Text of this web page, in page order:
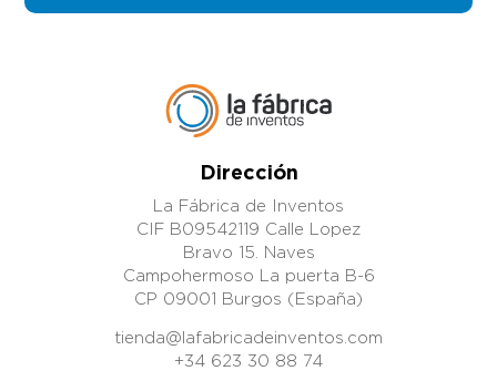
Dirección
La Fábrica de Inventos
CIF B09542119 Calle Lopez
Bravo 15. Naves
Campohermoso La puerta B-6
CP 09001 Burgos (España)
tienda@lafabricadeinventos.com
+34 623 30 88 74